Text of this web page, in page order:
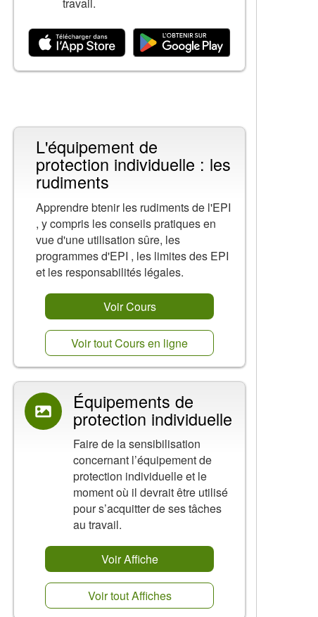
L'équipement de
protection individuelle : les
rudiments
Apprendre btenir les rudiments de l'EPI
, y compris les conseils pratiques en
vue d'une utilisation sûre, les
programmes d'EPI , les limites des EPI
et les responsabilités légales.
Voir Cours
Voir tout Cours en ligne
Équipements de
protection individuelle
Faire de la sensibilisation
concernant l’équipement de
protection individuelle et le
moment où il devrait être utilisé
pour s’acquitter de ses tâches
au travail.
Voir Affiche
Voir tout Affiches